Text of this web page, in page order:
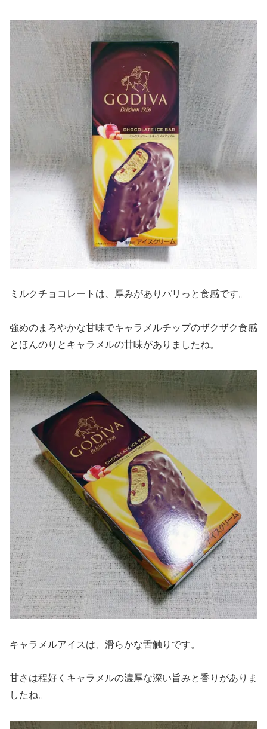
ミルクチョコレートは、厚みがありパリっと食感です。
強めのまろやかな甘味でキャラメルチップのザクザク食感
とほんのりとキャラメルの甘味がありましたね。
キャラメルアイスは、滑らかな舌触りです。
甘さは程好くキャラメルの濃厚な深い旨みと香りがありま
したね。